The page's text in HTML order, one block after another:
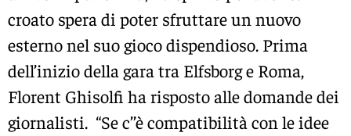
croato spera di poter sfruttare un nuovo
esterno nel suo gioco dispendioso. Prima
dell’inizio della gara tra Elfsborg e Roma,
Florent Ghisolfi ha risposto alle domande dei
giornalisti. “Se c’’è compatibilità con le idee